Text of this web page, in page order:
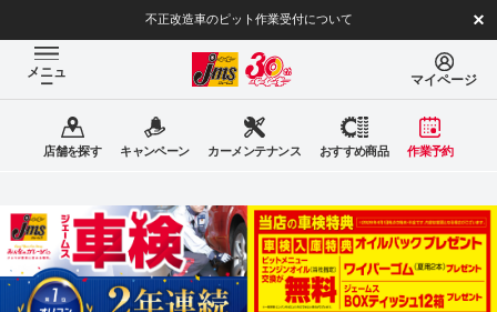
不正改造車のピット作業受付について
メニュ
ー マイページ
店舗を探す キャンペーン カーメンテナンス おすすめ商品 作業予約